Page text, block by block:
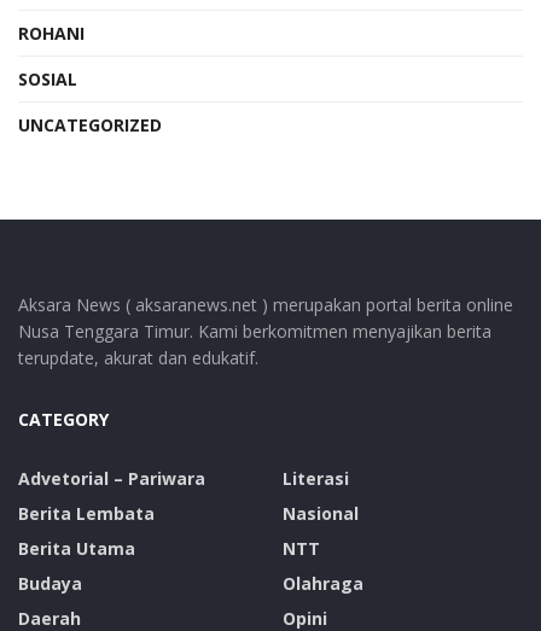
ROHANI
SOSIAL
UNCATEGORIZED
Aksara News ( aksaranews.net ) merupakan portal berita online
Nusa Tenggara Timur. Kami berkomitmen menyajikan berita
terupdate, akurat dan edukatif.
CATEGORY
Advetorial – Pariwara
Berita Lembata
Berita Utama
Budaya
Daerah
Literasi
Nasional
NTT
Olahraga
Opini